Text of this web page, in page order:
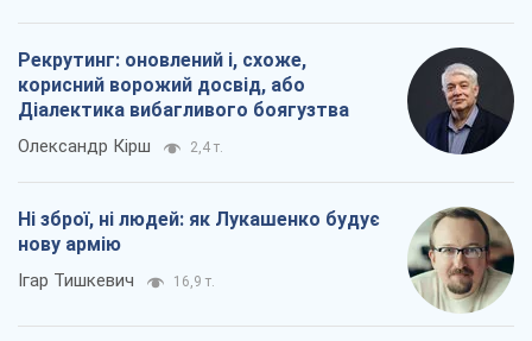
Рекрутинг: оновлений і, схоже,
корисний ворожий досвід, або
Діалектика вибагливого боягузтва
Олександр Кірш 2,4 т.
Ні зброї, ні людей: як Лукашенко будує
нову армію
Ігар Тишкевич 16,9 т.